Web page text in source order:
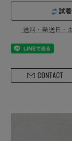
試
送料・発送日・